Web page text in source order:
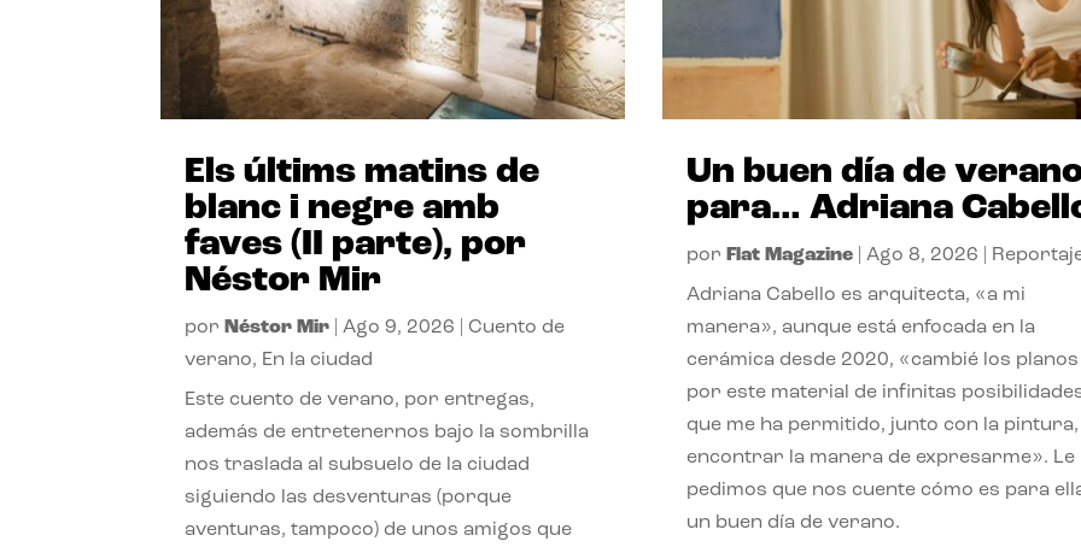
Els últims matins de
blanc i negre amb
faves (II parte), por
Néstor Mir
por Néstor Mir |Ago 9, 2026 |Cuento de
verano, En la ciudad
Este cuento de verano, por entregas,
además de entretenernos bajo la sombrilla
nos traslada al subsuelo de la ciudad
siguiendo las desventuras (porque
aventuras, tampoco) de unos amigos que
Un buen día de
para… Adriana
por Flat Magazine| Ago 8, 2026
Adriana Cabello es arquitecta, «a mi
manera», aunque está enfocada en la
cerámica desde 2020, «cambié los planos
por este material de infinitas
que me ha permitido, junto con la pintura,
encontrar la manera de expresarme». Le
pedimos que nos cuente cómo es para
un buen día de verano.